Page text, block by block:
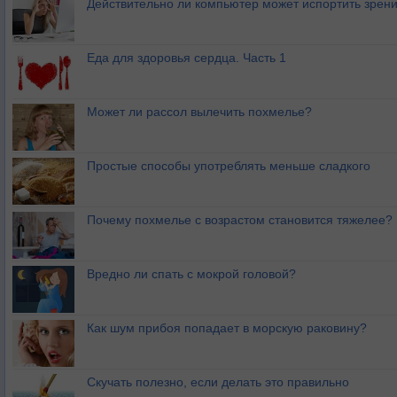
Действительно ли компьютер может испортить
Еда для здоровья сердца. Часть 1
Может ли рассол вылечить похмелье?
Простые способы употреблять меньше сладкого
Почему похмелье с возрастом становится тяжелее?
Вредно ли спать с мокрой головой?
Как шум прибоя попадает в морскую раковину?
Скучать полезно, если делать это правильно